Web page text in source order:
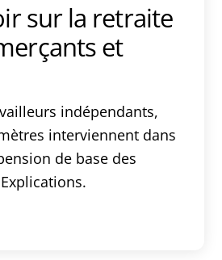
sur la retraite
et
indépendants,
interviennent dans
de base des